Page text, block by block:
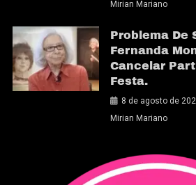
Mirian Mariano
Problema De
Fernanda
Cancelar
Festa.
8 de agosto de
Mirian Mariano